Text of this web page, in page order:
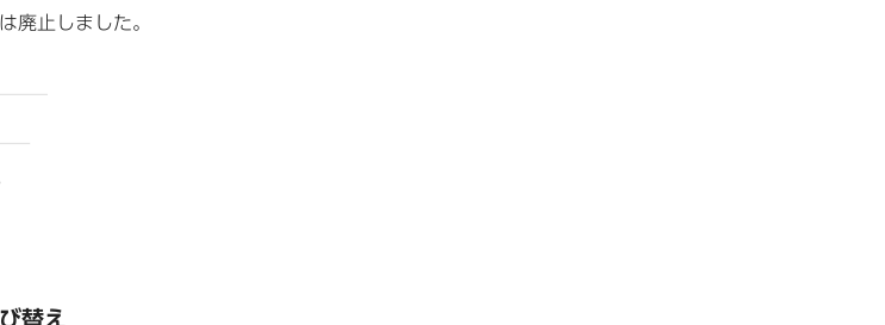
廃止しました。
替え